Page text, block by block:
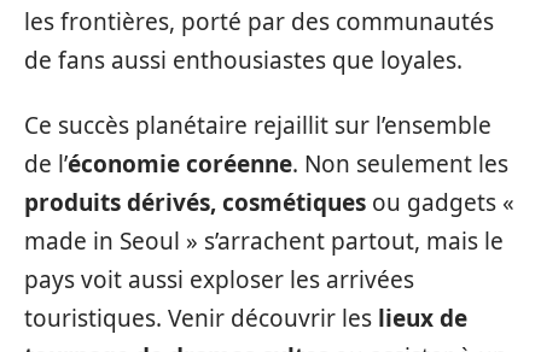
les frontières, porté par des communautés
de fans aussi enthousiastes que loyales.
Ce succès planétaire rejaillit sur l’ensemble
de l’économie coréenne. Non seulement les
produits dérivés, cosmétiques ou gadgets «
made in Seoul » s’arrachent partout, mais le
pays voit aussi exploser les arrivées
touristiques. Venir découvrir les lieux de